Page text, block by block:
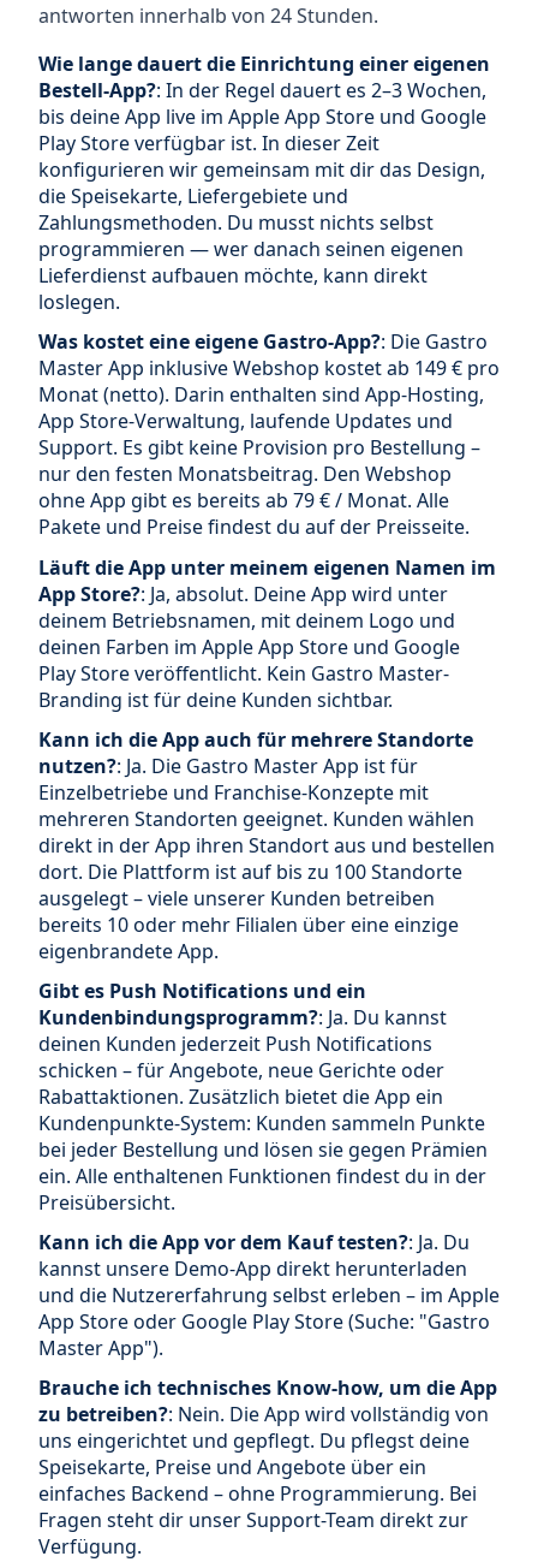
antworten innerhalb von 24 Stunden.
Wie lange dauert die Einrichtung einer eigenen
Bestell-App?: In der Regel dauert es 2–3 Wochen,
bis deine App live im Apple App Store und Google
Play Store verfügbar ist. In dieser Zeit
konfigurieren wir gemeinsam mit dir das Design,
die Speisekarte, Liefergebiete und
Zahlungsmethoden. Du musst nichts selbst
programmieren — wer danach seinen eigenen
Lieferdienst aufbauen möchte, kann direkt
loslegen.
Was kostet eine eigene Gastro-App?: Die Gastro
Master App inklusive Webshop kostet ab 149 € pro
Monat (netto). Darin enthalten sind App-Hosting,
App Store-Verwaltung, laufende Updates und
Support. Es gibt keine Provision pro Bestellung –
nur den festen Monatsbeitrag. Den Webshop
ohne App gibt es bereits ab 79 € / Monat. Alle
Pakete und Preise findest du auf der Preisseite.
Läuft die App unter meinem eigenen Namen im
App Store?: Ja, absolut. Deine App wird unter
deinem Betriebsnamen, mit deinem Logo und
deinen Farben im Apple App Store und Google
Play Store veröffentlicht. Kein Gastro Master-
Branding ist für deine Kunden sichtbar.
Kann ich die App auch für mehrere Standorte
nutzen?: Ja. Die Gastro Master App ist für
Einzelbetriebe und Franchise-Konzepte mit
mehreren Standorten geeignet. Kunden wählen
direkt in der App ihren Standort aus und bestellen
dort. Die Plattform ist auf bis zu 100 Standorte
ausgelegt – viele unserer Kunden betreiben
bereits 10 oder mehr Filialen über eine einzige
eigenbrandete App.
Gibt es Push Notifications und ein
Kundenbindungsprogramm?: Ja. Du kannst
deinen Kunden jederzeit Push Notifications
schicken – für Angebote, neue Gerichte oder
Rabattaktionen. Zusätzlich bietet die App ein
Kundenpunkte-System: Kunden sammeln Punkte
bei jeder Bestellung und lösen sie gegen Prämien
ein. Alle enthaltenen Funktionen findest du in der
Preisübersicht.
Kann ich die App vor dem Kauf testen?: Ja. Du
kannst unsere Demo-App direkt herunterladen
und die Nutzererfahrung selbst erleben – im Apple
App Store oder Google Play Store (Suche: "Gastro
Master App").
Brauche ich technisches Know-how, um die App
zu betreiben?: Nein. Die App wird vollständig von
uns eingerichtet und gepflegt. Du pflegst deine
Speisekarte, Preise und Angebote über ein
einfaches Backend – ohne Programmierung. Bei
Fragen steht dir unser Support-Team direkt zur
Verfügung.